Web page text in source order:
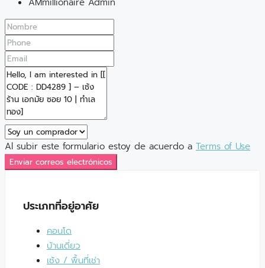
Al subir este formulario estoy de acuerdo a Terms of Use
Enviar correos electrónicos
ประเภทที่อยู่อาศัย
คอนโด
บ้านเดี่ยว
เซ้ง / พื้นที่เช่า